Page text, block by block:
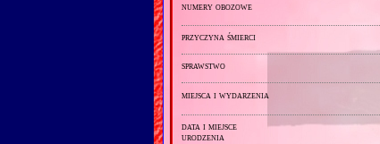
numery obozowe
przyczyna śmierci
sprawstwo
miejsca i wydarzenia
data i miejsce
urodzenia